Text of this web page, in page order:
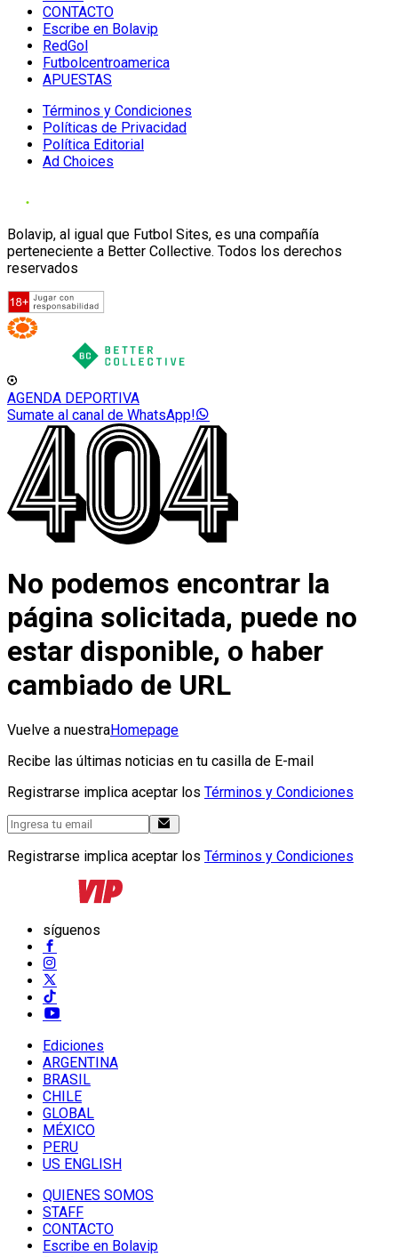
CONTACTO
Escribe en Bolavip
RedGol
Futbolcentroamerica
APUESTAS
Términos y Condiciones
Políticas de Privacidad
Política Editorial
Ad Choices
Bolavip, al igual que Futbol Sites, es una compañía
perteneciente a Better Collective. Todos los derechos
reservados
AGENDA DEPORTIVA
Sumate al canal de WhatsApp!
No podemos encontrar la
página solicitada, puede no
estar disponible, o haber
cambiado de URL
Vuelve a nuestraHomepage
Recibe las últimas noticias en tu casilla de E-mail
Registrarse implica aceptar los Términos y Condiciones
Registrarse implica aceptar los Términos y Condiciones
síguenos
Ediciones
ARGENTINA
BRASIL
CHILE
GLOBAL
MÉXICO
PERU
US ENGLISH
QUIENES SOMOS
STAFF
CONTACTO
Escribe en Bolavip